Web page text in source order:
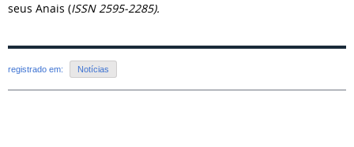
seus Anais (ISSN 2595-2285).
registrado em: Notícias